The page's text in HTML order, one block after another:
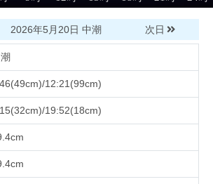
2026年5月20日 中潮 次日
12:21(99cm)
19:52(18cm)